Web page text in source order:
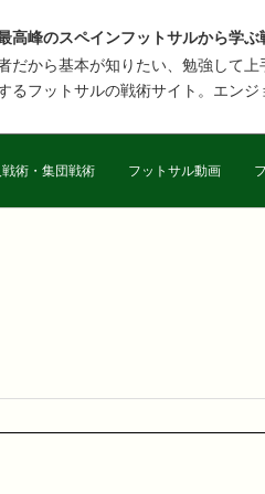
高峰のスペインフットサルから学ぶ
だから基本が知りたい、勉強して
るフットサルの戦術サイト。エン
術・集団戦術 フットサル動画